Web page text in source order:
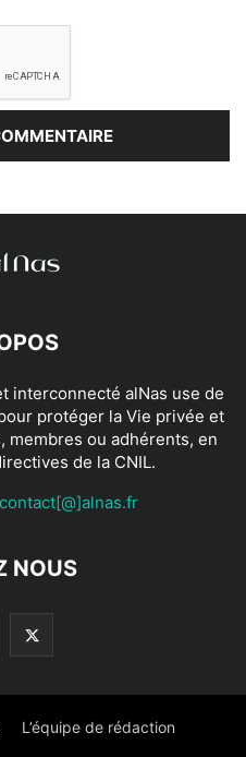
interconnecté alNas use de
protéger la Vie privée et
ou adhérents, en
de la CNIL.
contact[@]alnas.fr
NOUS
L’équipe de rédaction